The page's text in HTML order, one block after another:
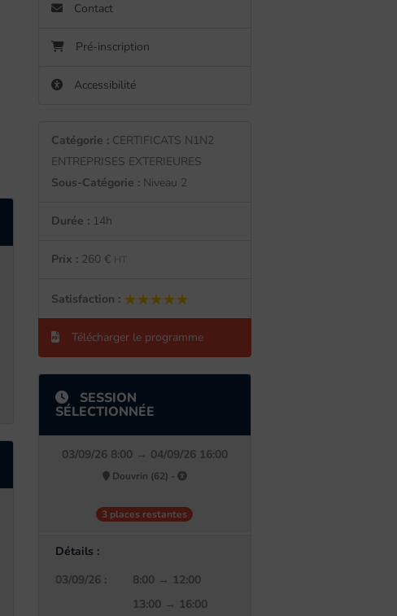
Contact
Pré-inscription
Accessibilité
Catégorie : CERTIFICATS N1N2
ENTREPRISES EXTERIEURES
Sous-Catégorie : Niveau 2
Durée :14h
Prix : 260 € HT
Satisfaction : ★★★★★
★★★★★
Télécharger le programme
SESSION
SÉLECTIONNÉE
03/09/26 8:00 → 04/09/26 16:00
Douvrin (62) -
3 places restantes
Détails :
03/09/26 :
8:00 → 12:00
13:00 → 16:00